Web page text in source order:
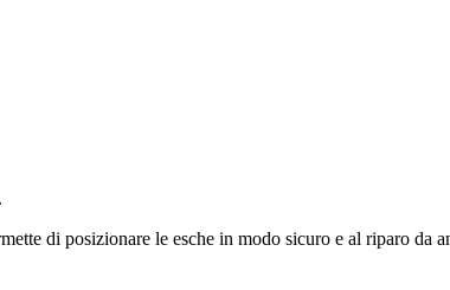
di posizionare le esche in modo sicuro e al riparo da